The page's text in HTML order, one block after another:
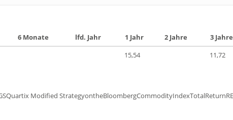
6 Monate lfd. Jahr 1 Jahr 2 Jahre 3 Jahre
15,54 11,72